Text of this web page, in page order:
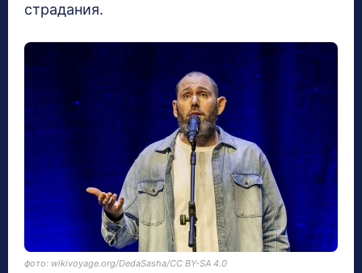
страдания.
фото: wikivoyage.org/DedaSasha/CC BY-SA 4.0